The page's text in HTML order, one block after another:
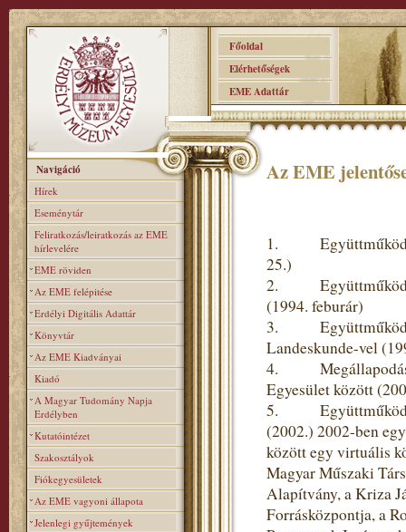
Főoldal
Elérhetőségek
EME Adattár
Navigáció
Hírek
Eseménytár
Feliratkozás/leiratkozás az EME
hírlevelére
EME röviden
Az EME felépitése
Erdélyi Digitális Adattár
Könyvtár
Az EME Kiadványai
Kiadó
A Magyar Tudomány Napja
Erdélyben
Kutatóintézet
Szakosztályok
Fiókegyesületek
Az EME vagyoni állapota
Jelenlegi gyűjtemények
Az EME
1. Együttműködési
25.)
2. Együttműködési
(1994. feburár)
3. Együttműködési
Landeskunde-vel
4. Megállapodás a
Egyesület között
5. Együttműködés
(2002.) 2002-ben
között egy virtuális
Magyar Műszaki
Alapítvány, a Kriza
Forrásközpontja, a